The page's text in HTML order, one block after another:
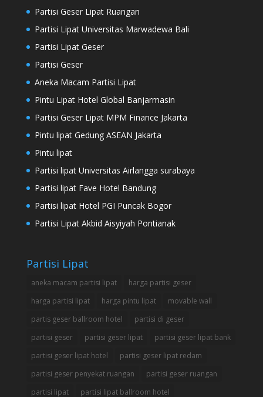
Partisi Geser Lipat Ruangan
Partisi Lipat Universitas Marwadewa Bali
Partisi Lipat Geser
Partisi Geser
Aneka Macam Partisi Lipat
Pintu Lipat Hotel Global Banjarmasin
Partisi Geser Lipat MPM Finance Jakarta
Pintu lipat Gedung ASEAN Jakarta
Pintu lipat
Partisi lipat Universitas Airlangga surabaya
Partisi lipat Fave Hotel Bandung
Partisi lipat Hotel PGI Puncak Bogor
Partisi Lipat Akbid Aisyiyah Pontianak
Partisi Lipat
aneka macam partisi lipat
harga partisi geser
harga partisi lipat
harga pintu lipat
movable wall
partis geser ballroom hotel
partisi di geser
partisi geser
partisi geser lipat
partisi geser lipat bank
partisi geser lipat hotel
partisi geser lipat redam
partisi geser penyekat ruangan
partisi geser ruangan
partisi lipat
partisi lipat ballroom hotel